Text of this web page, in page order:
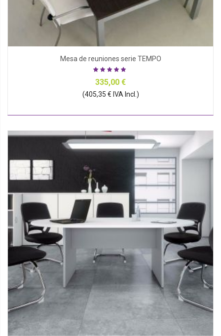
Mesa de reuniones serie TEMPO
335,00 €
(405,35 € IVA Incl.)